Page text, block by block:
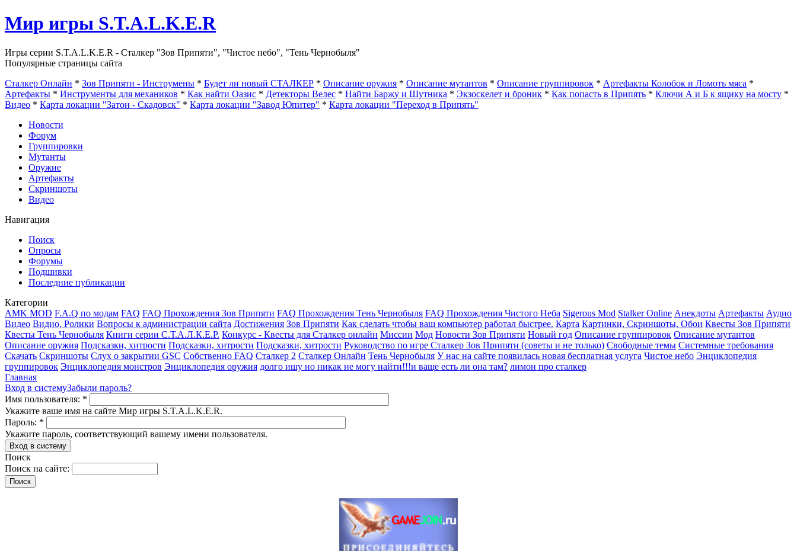
Мир игры S.T.A.L.K.E.R
Игры серии S.T.A.L.K.E.R - Сталкер "Зов Припяти", "Чистое небо", "Тень Чернобыля"
Популярные страницы сайта
Сталкер Онлайн * Зов Припяти - Инструмены * Будет ли новый СТАЛКЕР * Описание оружия * Описание мутантов * Описание группировок * Артефакты Колобок и Ломоть мяса *
Артефакты * Инструменты для механиков * Как найти Оазис * Детекторы Велес * Найти Баржу и Шутника * Экзоскелет и броник * Как попасть в Припять * Ключи А и Б к ящику на мосту *
Видео * Карта локации "Затон - Скадовск" * Карта локации "Завод Юпитер" * Карта локации "Переход в Припять"
Новости
Форум
Группировки
Мутанты
Оружие
Артефакты
Скриншоты
Видео
Навигация
Поиск
Опросы
Форумы
Подшивки
Последние публикации
Категории
AMK MOD F.A.Q по модам FAQ FAQ Прохождения Зов Припяти FAQ Прохождения Тень Чернобыля FAQ Прохождения Чистого Неба Sigerous Mod Stalker Online Анекдоты Артефакты Аудио
Видео Видио, Ролики Вопросы к администрации сайта Достижения Зов Припяти Как сделать чтобы ваш компьютер работал быстрее. Карта Картинки, Скриншоты, Обои Квесты Зов Припяти
Квесты Тень Чернобыля Книги серии С.Т.А.Л.К.Е.Р. Конкурс - Квесты для Сталкер онлайн Миссии Мод Новости Зов Припяти Новый год Описание группировок Описание мутантов
Описание оружия Подсказки, хитрости Подсказки, хитрости Подсказки, хитрости Руководство по игре Сталкер Зов Припяти (советы и не только) Свободные темы Системные требования
Скачать Скриншоты Слух о закрытии GSC Собственно FAQ Сталкер 2 Сталкер Онлайн Тень Чернобыля У нас на сайте появилась новая бесплатная услуга Чистое небо Энциклопедия
группировок Энциклопедия монстров Энциклопедия оружия долго ишу но никак не могу найти!!!и ваще есть ли она там? лимон про сталкер
Главная
Вход в системуЗабыли пароль?
Имя пользователя: *
Укажите ваше имя на сайте Мир игры S.T.A.L.K.E.R.
Пароль: *
Укажите пароль, соответствующий вашему имени пользователя.
Поиск
Поиск на сайте: